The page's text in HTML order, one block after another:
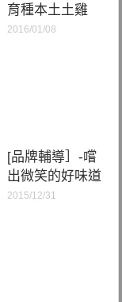
育種本土土雞
2016/01/08
[品牌輔導］-嚐
出微笑的好味道
2015/12/31